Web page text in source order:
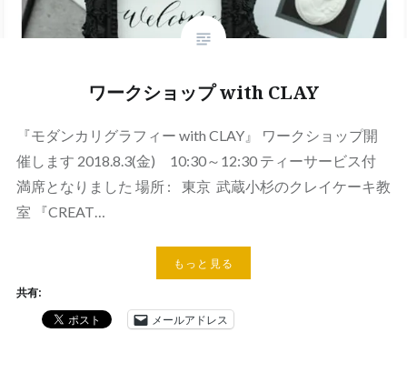
ワークショップ with CLAY
『モダンカリグラフィー with CLAY』 ワークショップ開
催します 2018.8.3(金) 10:30～12:30 ティーサービス付
満席となりました 場所 : 東京 武蔵小杉のクレイケーキ教
室 『CREAT…
もっと見る
共有:
メールアドレス